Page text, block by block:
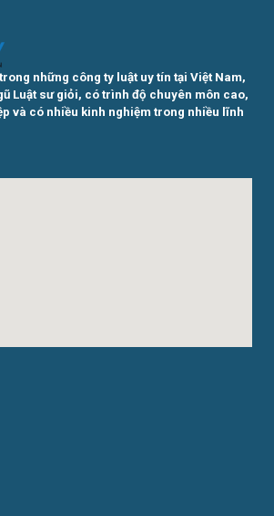
những công ty luật uy tín tại Việt Nam,
Luật sư giỏi, có trình độ chuyên môn cao,
và có nhiều kinh nghiệm trong nhiều lĩnh